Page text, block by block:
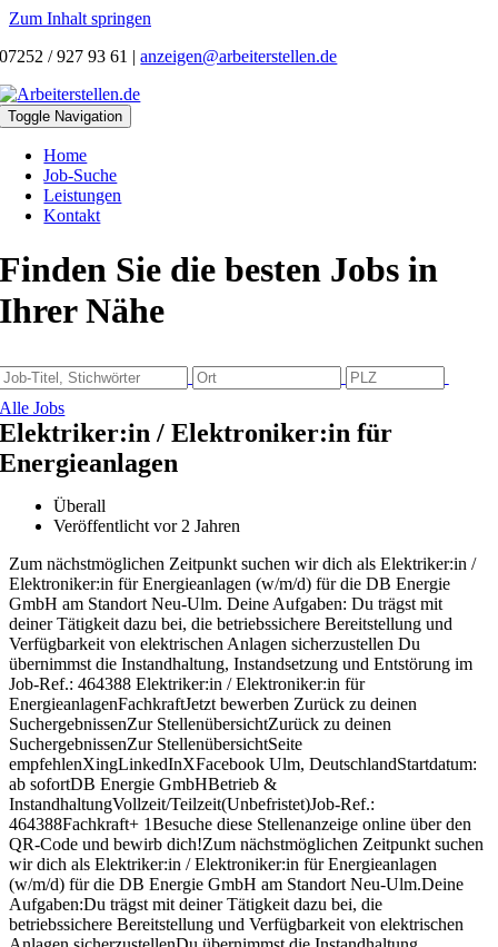
Zum Inhalt springen
07252 / 927 93 61 |anzeigen@arbeiterstellen.de
Toggle Navigation
Home
Job-Suche
Leistungen
Kontakt
Finden Sie die besten Jobs in
Ihrer Nähe
Alle Jobs
Elektriker:in / Elektroniker:in für
Energieanlagen
Überall
Veröffentlicht vor 2 Jahren
Zum nächstmöglichen Zeitpunkt suchen wir dich als Elektriker:in /
Elektroniker:in für Energieanlagen (w/m/d) für die DB Energie
GmbH am Standort Neu-Ulm. Deine Aufgaben: Du trägst mit
deiner Tätigkeit dazu bei, die betriebssichere Bereitstellung und
Verfügbarkeit von elektrischen Anlagen sicherzustellen Du
übernimmst die Instandhaltung, Instandsetzung und Entstörung im
Job-Ref.: 464388 Elektriker:in / Elektroniker:in für
EnergieanlagenFachkraftJetzt bewerben Zurück zu deinen
SuchergebnissenZur StellenübersichtZurück zu deinen
SuchergebnissenZur StellenübersichtSeite
empfehlenXingLinkedInXFacebook Ulm, DeutschlandStartdatum:
ab sofortDB Energie GmbHBetrieb &
InstandhaltungVollzeit/Teilzeit(Unbefristet)Job-Ref.:
464388Fachkraft+ 1Besuche diese Stellenanzeige online über den
QR-Code und bewirb dich!Zum nächstmöglichen Zeitpunkt suchen
wir dich als Elektriker:in / Elektroniker:in für Energieanlagen
(w/m/d) für die DB Energie GmbH am Standort Neu-Ulm.Deine
Aufgaben:Du trägst mit deiner Tätigkeit dazu bei, die
betriebssichere Bereitstellung und Verfügbarkeit von elektrischen